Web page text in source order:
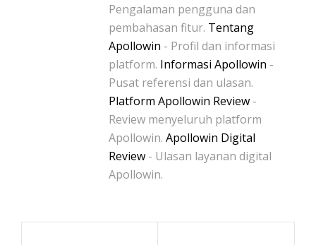
Pengalaman pengguna dan
pembahasan fitur. Tentang
Apollowin - Profil dan informasi
platform. Informasi Apollowin -
Pusat referensi dan ulasan.
Platform Apollowin Review -
Review menyeluruh platform
Apollowin. Apollowin Digital
Review - Ulasan layanan digital
Apollowin.